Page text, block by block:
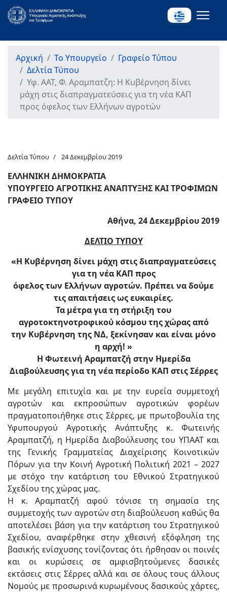
Αρχική Το Υπουργείο
Γραφείο Τύπου
Δελτία Τύπου
Υφ. ΑΑΤ, Φ. Αραμπατζη: Η Κυβέρνηση δίνει
μάχη στις διαπραγματεύσεις για τη νέα ΚΑΠ
προς όφελος των Ελλήνων αγροτών
Δελτία Τύπου 24 Δεκεμβρίου 2019
ΕΛΛΗΝΙΚΗ ΔΗΜΟΚΡΑΤΙΑ
ΥΠΟΥΡΓΕΙΟ ΑΓΡΟΤΙΚΗΣ ΑΝΑΠΤΥΞΗΣ ΚΑΙ ΤΡΟΦΙΜΩΝ
ΓΡΑΦΕΙΟ ΤΥΠΟΥ
Αθήνα, 24 Δεκεμβρίου 2019
ΔΕΛΤΙΟ ΤΥΠΟΥ
«Η Κυβέρνηση δίνει μάχη στις διαπραγματεύσεις
για τη νέα ΚΑΠ προς
όφελος των Ελλήνων αγροτών. Πρέπει να δούμε
τις απαιτήσεις ως ευκαιρίες.
Τα μέτρα για τη στήριξη του
αγροτοκτηνοτροφικού κόσμου της χώρας από
την Κυβέρνηση της ΝΔ, ξεκίνησαν και είναι μόνο
η αρχή! »
Η Φωτεινή Αραμπατζή στην Ημερίδα
Διαβούλευσης για τη νέα περίοδο ΚΑΠ στις Σέρρες
Με μεγάλη επιτυχία και με την ευρεία συμμετοχή
αγροτών και εκπροσώπων αγροτικών φορέων
πραγματοποιήθηκε στις Σέρρες, με πρωτοβουλία της
Υφυπουργού Αγροτικής Ανάπτυξης κ. Φωτεινής
Αραμπατζή, η Ημερίδα Διαβούλευσης του ΥΠΑΑΤ και
της Γενικής Γραμματείας Διαχείρισης Κοινοτικών
Πόρων για την Κοινή Αγροτική Πολιτική 2021 – 2027
με στόχο την κατάρτιση του Εθνικού Στρατηγικού
Σχεδίου της χώρας μας.
Η κ. Αραμπατζή αφού τόνισε τη σημασία της
συμμετοχής των αγροτών στη διαβούλευση καθώς θα
αποτελέσει βάση για την κατάρτιση του Στρατηγικού
Σχεδίου, αναφέρθηκε στην χθεσινή εξόφληση της
βασικής ενίσχυσης τονίζοντας ότι ήρθησαν οι ποινές
και οι κυρώσεις σε αμφισβητούμενες δασικές
εκτάσεις στις Σέρρες αλλά και σε όλους τους άλλους
Νομούς με προσωρινά κυρωμένους δασικούς χάρτες,